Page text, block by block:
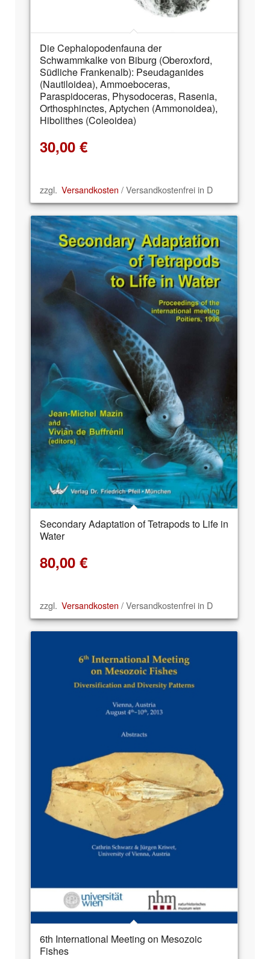
Die Cephalopodenfauna der
Schwammkalke von Biburg (Oberoxford,
Südliche Frankenalb): Pseudaganides
(Nautiloidea), Ammoeboceras,
Paraspidoceras, Physodoceras, Rasenia,
Orthosphinctes, Aptychen (Ammonoidea),
Hibolithes (Coleoidea)
30,00 €
zzgl. Versandkosten / Versandkostenfrei in D
Secondary Adaptation of Tetrapods to Life in
Water
80,00 €
zzgl. Versandkosten / Versandkostenfrei in D
6th International Meeting on Mesozoic
Fishes